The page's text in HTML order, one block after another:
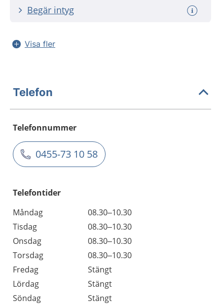
Begär intyg
Visa fler
Telefon
Telefonnummer
0455-73 10 58
Telefontider
Måndag
08.30–10.30
Tisdag
08.30–10.30
Onsdag
08.30–10.30
Torsdag
08.30–10.30
Fredag
Stängt
Lördag
Stängt
Söndag
Stängt